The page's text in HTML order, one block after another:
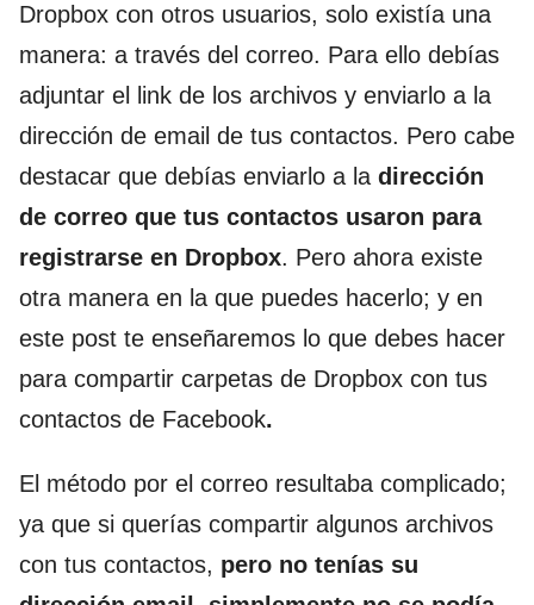
Dropbox con otros usuarios, solo existía una
manera: a través del correo. Para ello debías
adjuntar el link de los archivos y enviarlo a la
dirección de email de tus contactos. Pero cabe
destacar que debías enviarlo a la dirección
de correo que tus contactos usaron para
registrarse en Dropbox. Pero ahora existe
otra manera en la que puedes hacerlo; y en
este post te enseñaremos lo que debes hacer
para compartir carpetas de Dropbox con tus
contactos de Facebook.
El método por el correo resultaba complicado;
ya que si querías compartir algunos archivos
con tus contactos, pero no tenías su